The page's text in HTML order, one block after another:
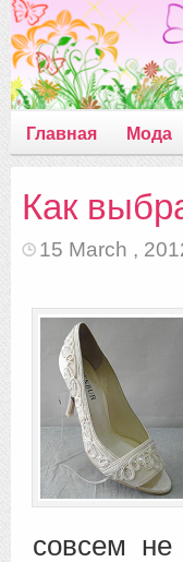
Главная Мода
Как
15 March ,
совсем не